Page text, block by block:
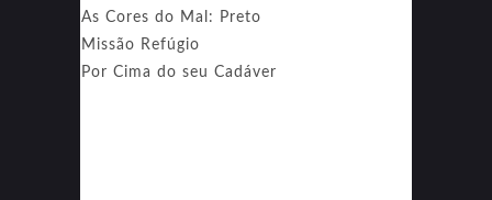
As Cores do Mal: Preto
Missão Refúgio
Por Cima do seu Cadáver